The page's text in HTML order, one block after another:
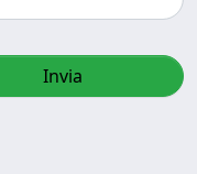
Invia